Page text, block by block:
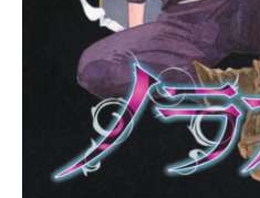
子】
キラ箔押
きYJC『
ブックス
コレーシ
巻の収録
推したち
を作り